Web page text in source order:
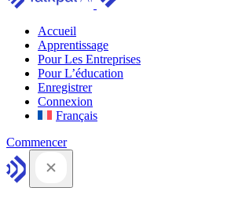
Accueil
Apprentissage
Pour Les Entreprises
Pour L’éducation
Enregistrer
Connexion
Français
Commencer